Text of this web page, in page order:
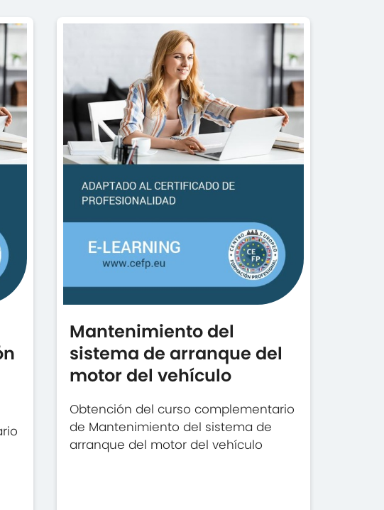
Mantenimiento del
sistema de arranque del
motor del vehículo
Obtención del curso complementario
de Mantenimiento del sistema de
arranque del motor del vehículo